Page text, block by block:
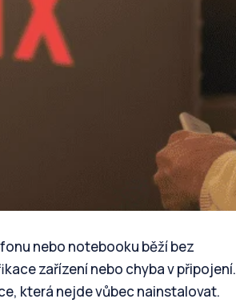
nebo notebooku běží bez
zařízení nebo chyba v připojení.
která nejde vůbec nainstalovat.